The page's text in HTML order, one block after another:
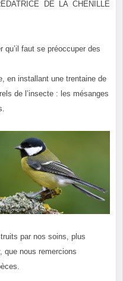
DE LA CHENILLE
qu’il faut se préoccuper des
en installant une trentaine de
de l’insecte : les mésanges
par nos soins, plus
que nous remercions